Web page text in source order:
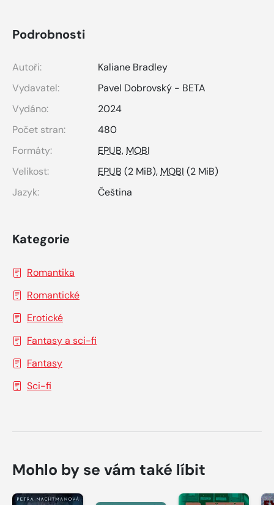
Podrobnosti
Autoři:
Kaliane Bradley
Vydavatel:
Pavel Dobrovský - BETA
Vydáno:
2024
Počet stran:
480
Formáty:
EPUB, MOBI
Velikost:
EPUB (2 MiB), MOBI (2 MiB)
Jazyk:
Čeština
Kategorie
Romantika
Romantické
Erotické
Fantasy a sci-fi
Fantasy
Sci-fi
Mohlo by se vám také líbit